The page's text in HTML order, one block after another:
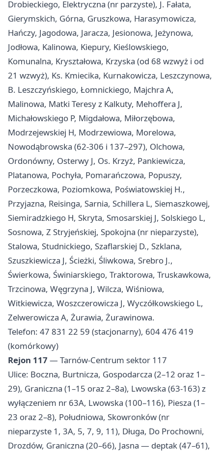
Drobieckiego, Elektryczna (nr parzyste), J. Fałata,
Gierymskich, Górna, Gruszkowa, Harasymowicza,
Hańczy, Jagodowa, Jaracza, Jesionowa, Jeżynowa,
Jodłowa, Kalinowa, Kiepury, Kieślowskiego,
Komunalna, Kryształowa, Krzyska (od 68 wzwyż i od
21 wzwyż), Ks. Kmiecika, Kurnakowicza, Leszczynowa,
B. Leszczyńskiego, Łomnickiego, Majchra A,
Malinowa, Matki Teresy z Kalkuty, Mehoffera J,
Michałowskiego P, Migdałowa, Miłorzębowa,
Modrzejewskiej H, Modrzewiowa, Morelowa,
Nowodąbrowska (62-306 i 137–297), Olchowa,
Ordonówny, Osterwy J, Os. Krzyż, Pankiewicza,
Platanowa, Pochyła, Pomarańczowa, Popuszy,
Porzeczkowa, Poziomkowa, Poświatowskiej H.,
Przyjazna, Reisinga, Sarnia, Schillera L, Siemaszkowej,
Siemiradzkiego H, Skryta, Smosarskiej J, Solskiego L,
Sosnowa, Z Stryjeńskiej, Spokojna (nr nieparzyste),
Stalowa, Studnickiego, Szaflarskiej D., Szklana,
Szuszkiewicza J, Ścieżki, Śliwkowa, Srebro J.,
Świerkowa, Świniarskiego, Traktorowa, Truskawkowa,
Trzcinowa, Węgrzyna J, Wilcza, Wiśniowa,
Witkiewicza, Woszczerowicza J, Wyczółkowskiego L,
Zelwerowicza A, Żurawia, Żurawinowa.
Telefon: 47 831 22 59 (stacjonarny), 604 476 419
(komórkowy)
Rejon 117 — Tarnów-Centrum sektor 117
Ulice: Boczna, Burtnicza, Gospodarcza (2–12 oraz 1–
29), Graniczna (1–15 oraz 2–8a), Lwowska (63-163) z
wyłączeniem nr 63A, Lwowska (100–116), Piesza (1–
23 oraz 2–8), Południowa, Skowronków (nr
nieparzyste 1, 3A, 5, 7, 9, 11), Długa, Do Prochowni,
Drozdów, Graniczna (20–66), Jasna — deptak (47–61),